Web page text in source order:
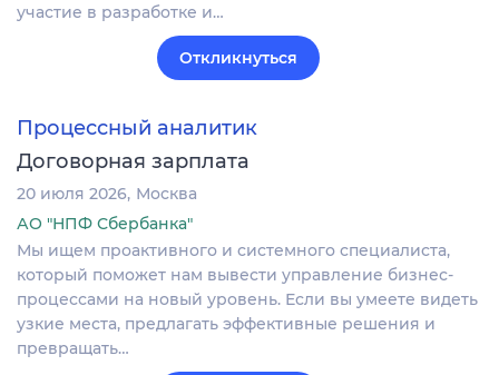
участие в разработке и…
Откликнуться
Процессный аналитик
Договорная зарплата
20 июля 2026 Москва
АО "НПФ Сбербанка"
Мы ищем проактивного и системного специалиста,
который поможет нам вывести управление бизнес-
процессами на новый уровень. Если вы умеете видеть
узкие места, предлагать эффективные решения и
превращать…